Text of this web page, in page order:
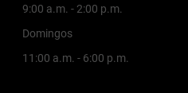
9:00 a.m. - 2:00 p.m.
Domingos
11:00 a.m. - 6:00 p.m.